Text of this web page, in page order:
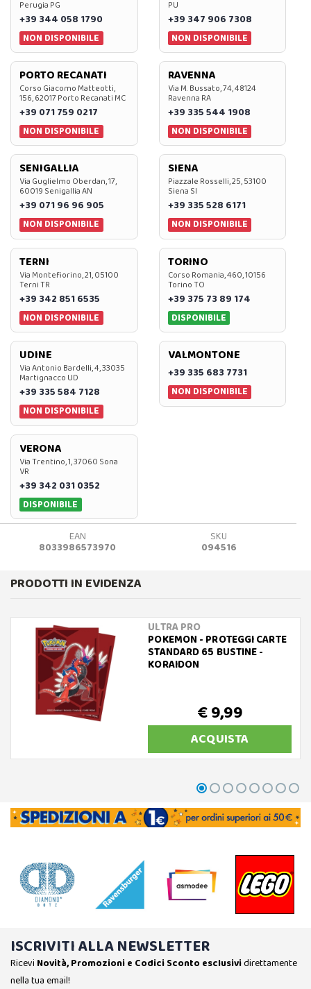
Perugia PG
+39 344 058 1790
NON DISPONIBILE
PU
+39 347 906 7308
NON DISPONIBILE
PORTO RECANATI
Corso Giacomo Matteotti,
156, 62017 Porto Recanati MC
+39 071 759 0217
NON DISPONIBILE
RAVENNA
Via M. Bussato, 74, 48124
Ravenna RA
+39 335 544 1908
NON DISPONIBILE
SENIGALLIA
Via Guglielmo Oberdan, 17,
60019 Senigallia AN
+39 071 96 96 905
NON DISPONIBILE
SIENA
Piazzale Rosselli, 25, 53100
Siena SI
+39 335 528 6171
NON DISPONIBILE
TERNI
Via Montefiorino, 21, 05100
Terni TR
+39 342 851 6535
NON DISPONIBILE
TORINO
Corso Romania, 460, 10156
Torino TO
+39 375 73 89 174
DISPONIBILE
UDINE
Via Antonio Bardelli, 4, 33035
Martignacco UD
+39 335 584 7128
NON DISPONIBILE
VALMONTONE
+39 335 683 7731
NON DISPONIBILE
VERONA
Via Trentino, 1, 37060 Sona
VR
+39 342 031 0352
DISPONIBILE
EAN
8033986573970
SKU
094516
PRODOTTI IN EVIDENZA
ULTRA PRO
POKEMON - PROTEGGI CARTE
STANDARD 65 BUSTINE -
KORAIDON
€ 9,99
ACQUISTA
ISCRIVITI ALLA NEWSLETTER
Ricevi Novità, Promozioni e Codici Sconto esclusividirettamente
nella tua email!